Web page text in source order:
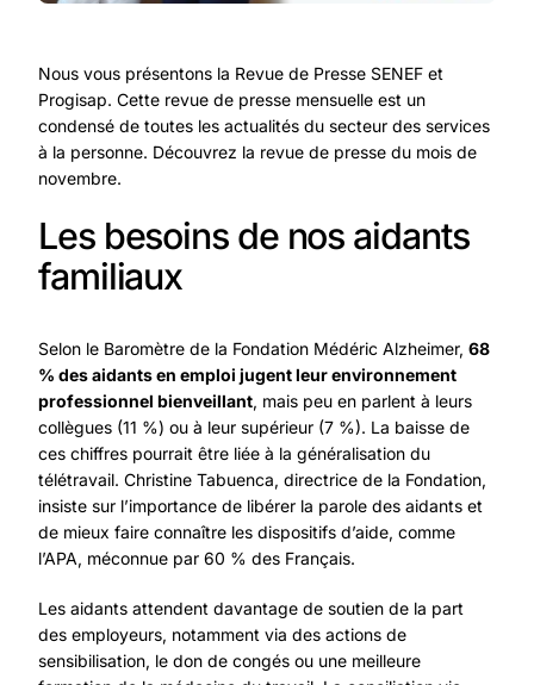
Nous vous présentons la Revue de Presse SENEF et
Progisap. Cette revue de presse mensuelle est un
condensé de toutes les actualités du secteur des services
à la personne. Découvrez la revue de presse du mois de
novembre.
Les besoins de nos aidants
familiaux
Selon le Baromètre de la Fondation Médéric Alzheimer, 68
% des aidants en emploi jugent leur environnement
professionnel bienveillant, mais peu en parlent à leurs
collègues (11 %) ou à leur supérieur (7 %). La baisse de
ces chiffres pourrait être liée à la généralisation du
télétravail. Christine Tabuenca, directrice de la Fondation,
insiste sur l’importance de libérer la parole des aidants et
de mieux faire connaître les dispositifs d’aide, comme
l’APA, méconnue par 60 % des Français.
Les aidants attendent davantage de soutien de la part
des employeurs, notamment via des actions de
sensibilisation, le don de congés ou une meilleure